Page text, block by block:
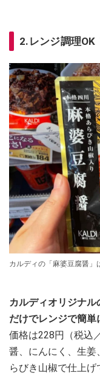
2.レンジ調理OK
カルディの「麻婆豆腐醤」
カルディオリジナ
だけでレンジで簡単
価格は228円（税込
醤、にんにく、生
らびき山椒で仕上げ